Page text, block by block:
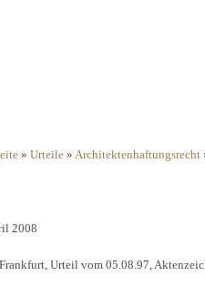
» Urteile » Architektenhaftungsrecht
2008
Urteil vom 05.08.97,